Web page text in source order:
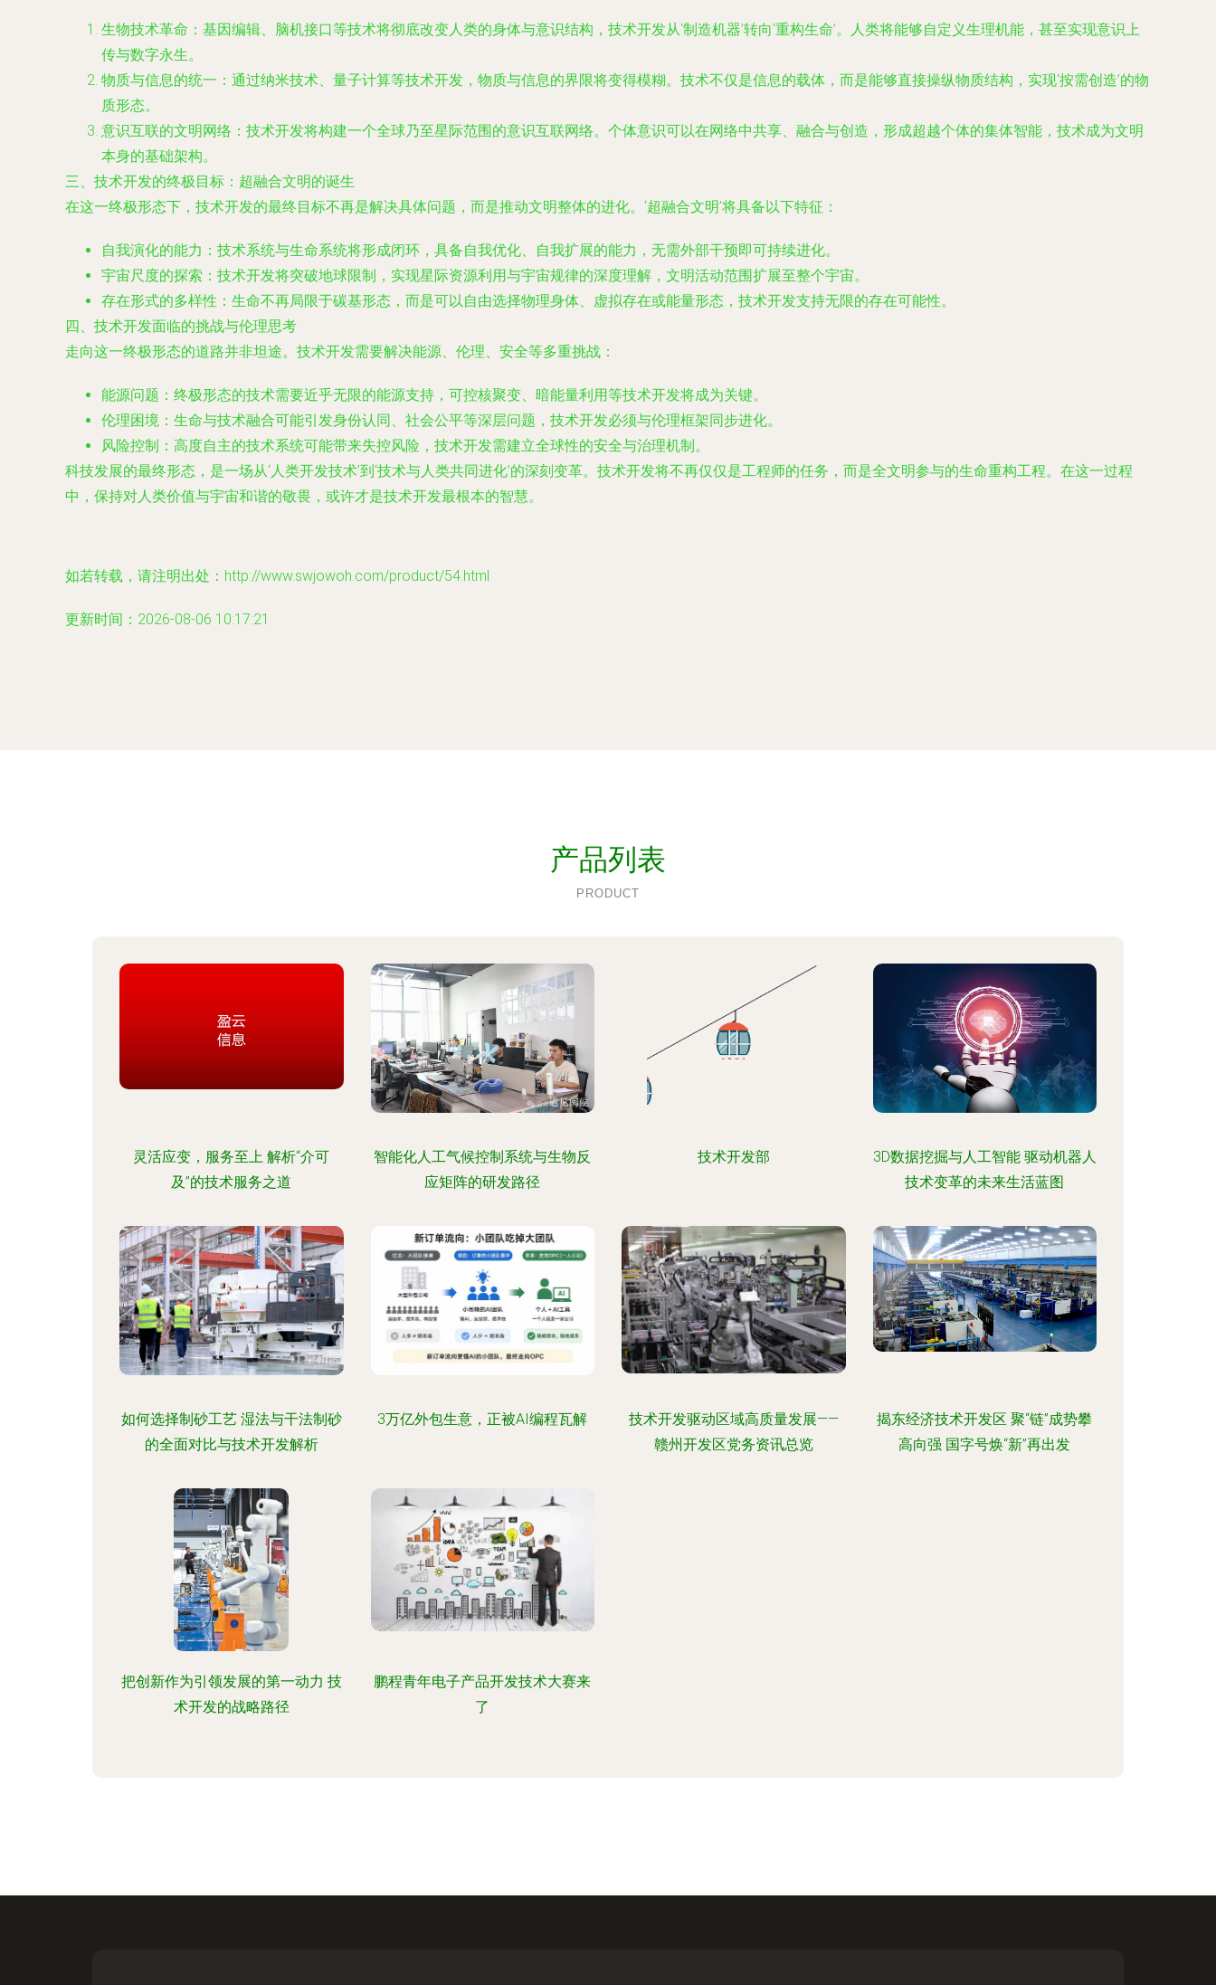
生物技术革命：基因编辑、脑机接口等技术将彻底改变人类的身体与意识结构，技术开发从‘制造机器’转向‘重构生命’。人类将能够自定义生理机能，甚至实现意识上
传与数字永生。
物质与信息的统一：通过纳米技术、量子计算等技术开发，物质与信息的界限将变得模糊。技术不仅是信息的载体，而是能够直接操纵物质结构，实现‘按需创造’的物
质形态。
意识互联的文明网络：技术开发将构建一个全球乃至星际范围的意识互联网络。个体意识可以在网络中共享、融合与创造，形成超越个体的集体智能，技术成为文明
本身的基础架构。
三、技术开发的终极目标：超融合文明的诞生
在这一终极形态下，技术开发的最终目标不再是解决具体问题，而是推动文明整体的进化。‘超融合文明’将具备以下特征：
自我演化的能力：技术系统与生命系统将形成闭环，具备自我优化、自我扩展的能力，无需外部干预即可持续进化。
宇宙尺度的探索：技术开发将突破地球限制，实现星际资源利用与宇宙规律的深度理解，文明活动范围扩展至整个宇宙。
存在形式的多样性：生命不再局限于碳基形态，而是可以自由选择物理身体、虚拟存在或能量形态，技术开发支持无限的存在可能性。
四、技术开发面临的挑战与伦理思考
走向这一终极形态的道路并非坦途。技术开发需要解决能源、伦理、安全等多重挑战：
能源问题：终极形态的技术需要近乎无限的能源支持，可控核聚变、暗能量利用等技术开发将成为关键。
伦理困境：生命与技术融合可能引发身份认同、社会公平等深层问题，技术开发必须与伦理框架同步进化。
风险控制：高度自主的技术系统可能带来失控风险，技术开发需建立全球性的安全与治理机制。
科技发展的最终形态，是一场从‘人类开发技术’到‘技术与人类共同进化’的深刻变革。技术开发将不再仅仅是工程师的任务，而是全文明参与的生命重构工程。在这一过程
中，保持对人类价值与宇宙和谐的敬畏，或许才是技术开发最根本的智慧。
如若转载，请注明出处：http://www.swjowoh.com/product/54.html
更新时间：2026-08-06 10:17:21
产品列表
PRODUCT
灵活应变，服务至上 解析“介可
及”的技术服务之道
智能化人工气候控制系统与生物反
应矩阵的研发路径
技术开发部
3D数据挖掘与人工智能 驱动机器人
技术变革的未来生活蓝图
如何选择制砂工艺 湿法与干法制砂
的全面对比与技术开发解析
3万亿外包生意，正被AI编程瓦解
技术开发驱动区域高质量发展——
赣州开发区党务资讯总览
揭东经济技术开发区 聚“链”成势攀
高向强 国字号焕“新”再出发
把创新作为引领发展的第一动力 技
术开发的战略路径
鹏程青年电子产品开发技术大赛来
了